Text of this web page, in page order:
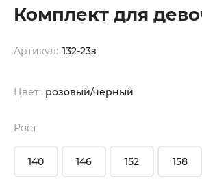
Комплект для
Артикул: 132-23з
Цвет: розовый/черный
Рост
140 146 152 158